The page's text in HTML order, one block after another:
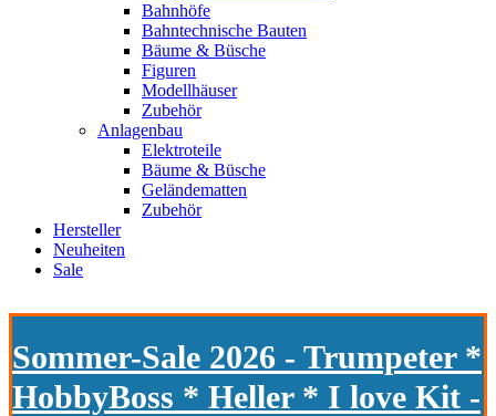
Bahnhöfe
Bahntechnische Bauten
Bäume & Büsche
Figuren
Modellhäuser
Zubehör
Anlagenbau
Elektroteile
Bäume & Büsche
Geländematten
Zubehör
Hersteller
Neuheiten
Sale
Sommer-Sale 2026 - Trumpeter *
HobbyBoss * Heller * I love Kit -